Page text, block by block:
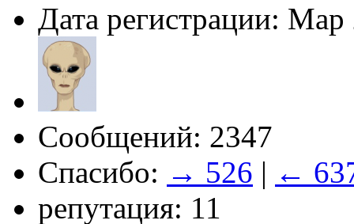
Дата регистрации: Мар
Сообщений: 2347
Спасибо: → 526 | ←
репутация: 11